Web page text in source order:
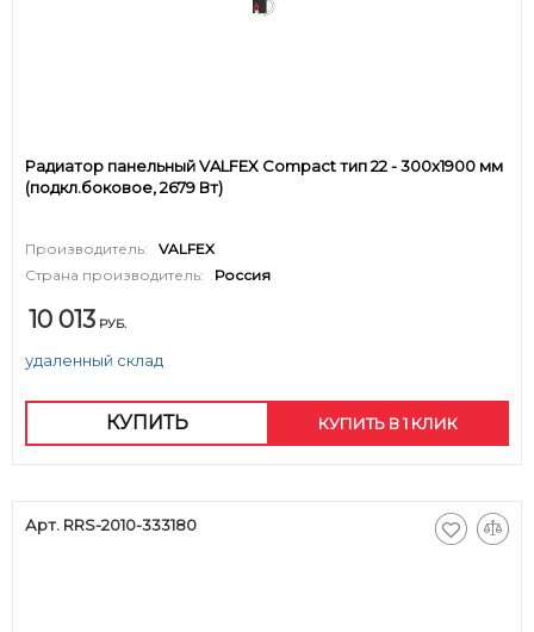
Радиатор панельный VALFEX Compact тип 22 - 300x1900 мм
(подкл.боковое, 2679 Вт)
Производитель:
VALFEX
Страна производитель:
Россия
10 013 РУБ.
удаленный склад
КУПИТЬ КУПИТЬ В 1 КЛИК
Арт. RRS-2010-333180